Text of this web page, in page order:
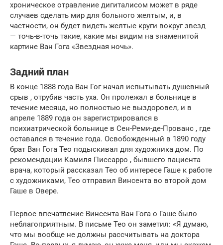
хроническое отравление дигиталисом может в ряде
случаев сделать мир для больного желтым, и, в
частности, он будет видеть желтые круги вокруг звезд
— точь-в-точь такие, какие мы видим на знаменитой
картине Ван Гога «Звездная ночь».
Задний план
В конце 1888 года Ван Гог начал испытывать душевный
срыв , отрубив часть уха. Он пролежал в больнице в
течение месяца, но полностью не выздоровел, и в
апреле 1889 года он зарегистрировался в
психиатрической больнице в Сен-Реми-де-Прованс , где
оставался в течение года. Освобожденный в 1890 году
брат Ван Гога Тео подыскивал для художника дом. По
рекомендации Камиля Писсарро , бывшего пациента
врача, который рассказал Тео об интересе Гаше к работе
с художниками, Тео отправил Винсента во второй дом
Гаше в Овере.
Первое впечатление Винсента Ван Гога о Гаше было
неблагоприятным. В письме Тео он заметил: «Я думаю,
что мы вообще не должны рассчитывать на доктора